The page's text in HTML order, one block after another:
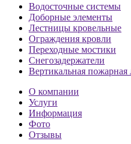
Водосточные системы
Доборные элементы
Лестницы кровельные
Ограждения кровли
Переходные мостики
Снегозадержатели
Вертикальная
О компании
Услуги
Информация
Фото
Отзывы